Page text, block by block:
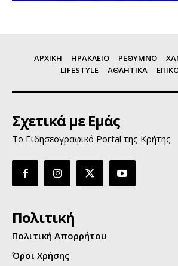
ΑΡΧΙΚΗ ΗΡΑΚΛΕΙΟ ΡΕΘΥΜΝΟ
LIFESTYLE
ΑΘΛΗΤΙΚΑ
Σχετικά με Εμάς
Το Ειδησεογραφικό Portal της Κρήτης
Πολιτική
Πολιτική Απορρήτου
Όροι Χρήσης